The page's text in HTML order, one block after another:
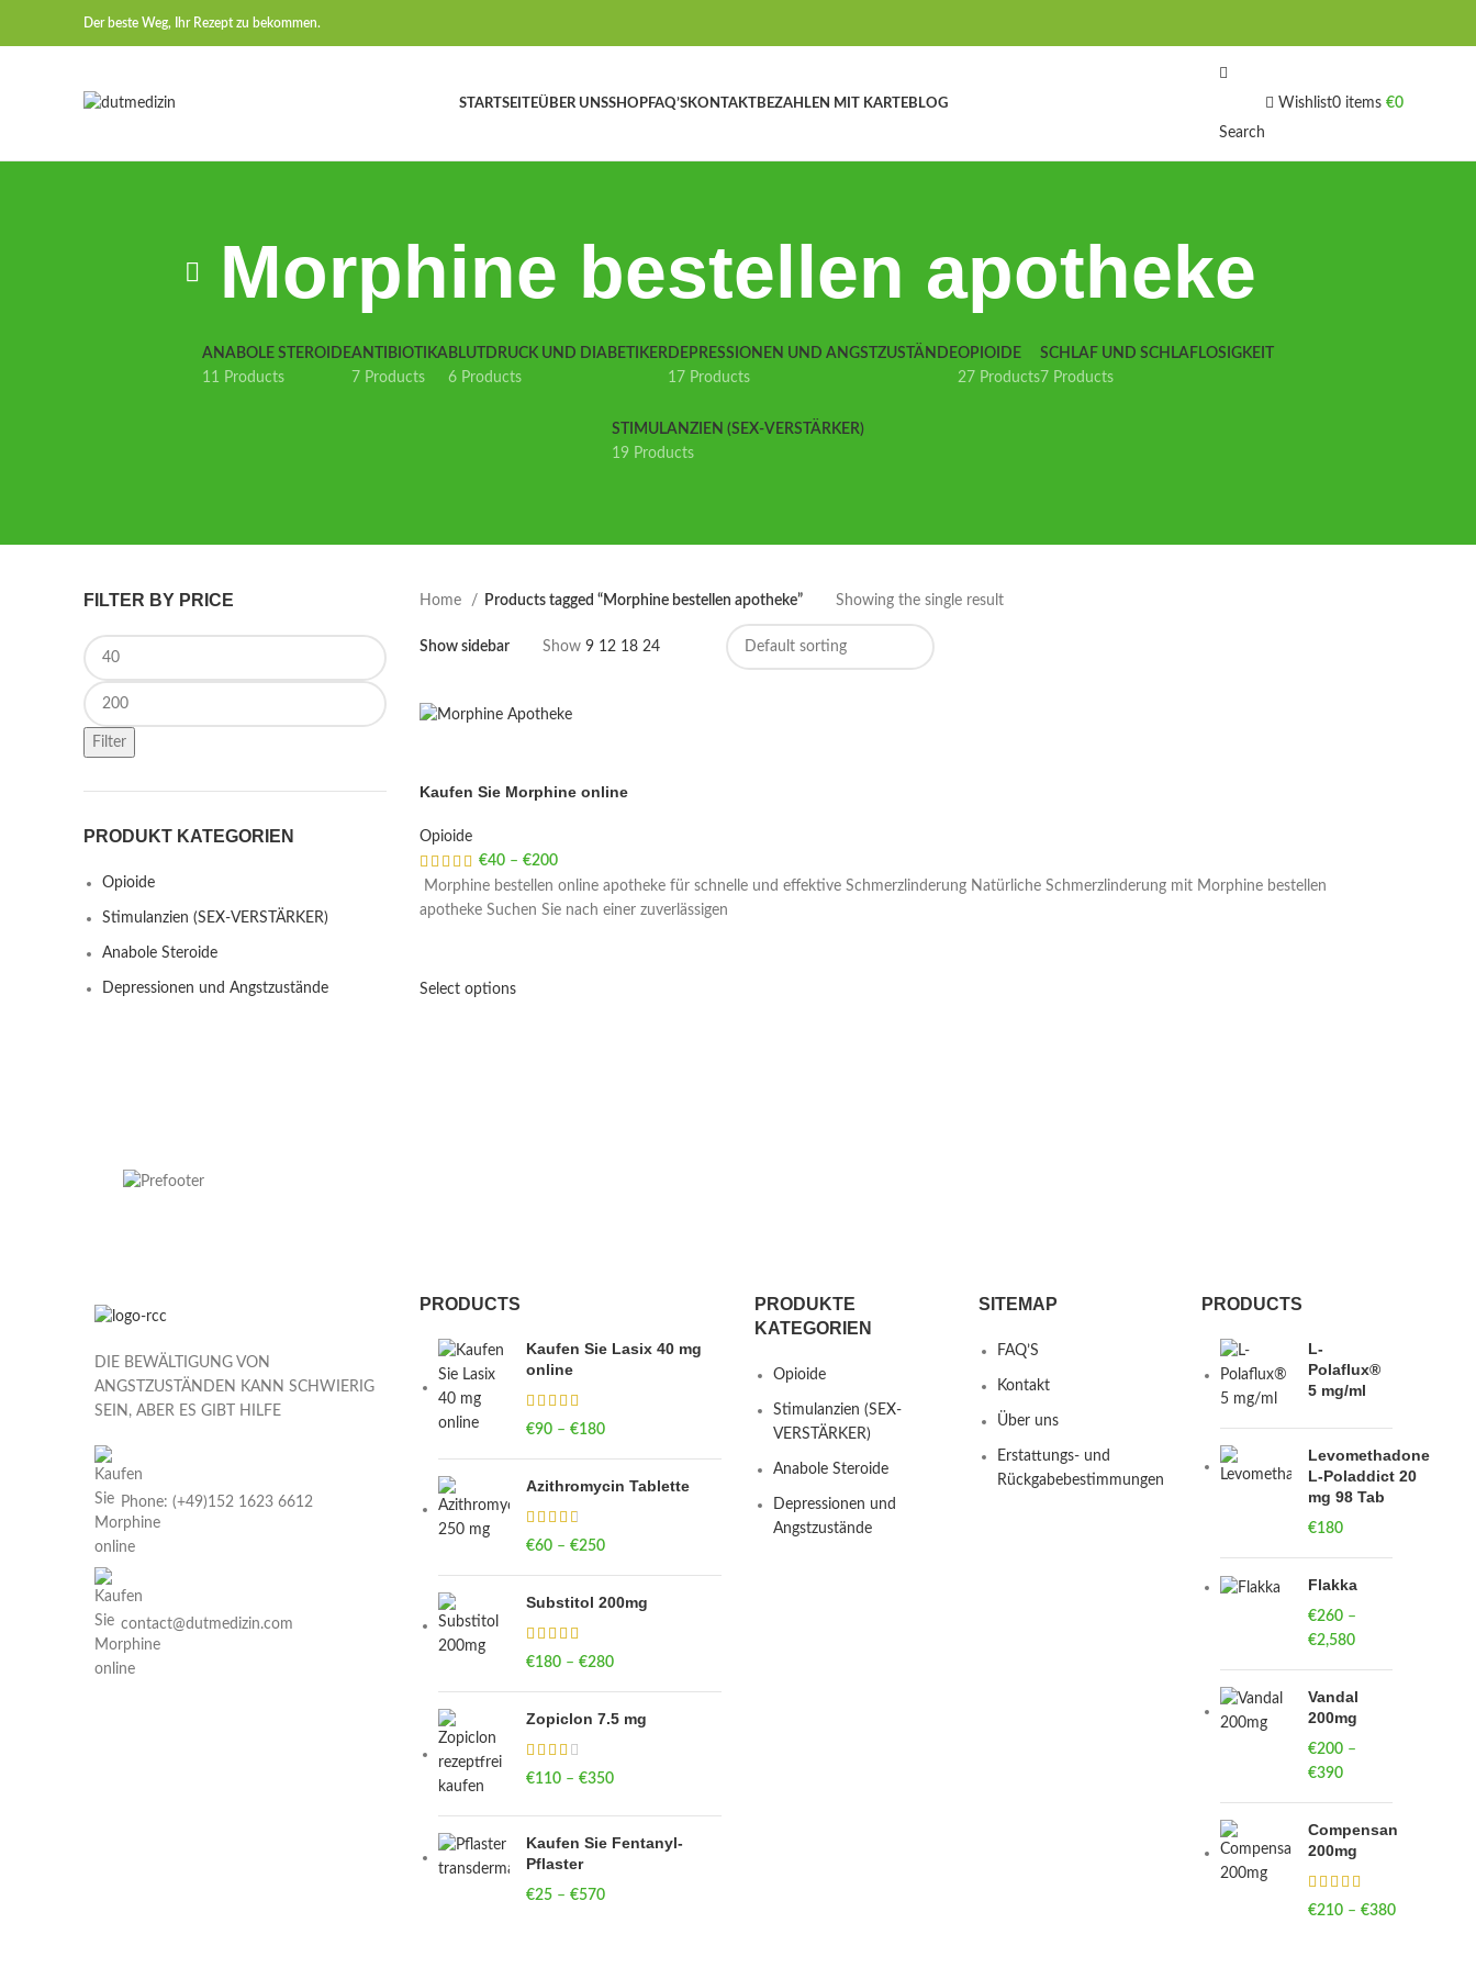
Der beste Weg, Ihr Rezept zu bekommen.
STARTSEITEÜBER UNSSHOPFAQ’SKONTAKTBEZAHLEN MIT KARTEBLOG
Search
Wishlist0 items €0
Morphine bestellen apotheke
ANABOLE STEROIDE
11 Products
ANTIBIOTIKA
7 Products
BLUTDRUCK UND DIABETIKER
6 Products
DEPRESSIONEN UND ANGSTZUSTÄNDE
17 Products
OPIOIDE
27 Products
SCHLAF UND SCHLAFLOSIGKEIT
7 Products
STIMULANZIEN (SEX-VERSTÄRKER)
19 Products
FILTER BY PRICE
Min price
Max price
Filter
PRODUKT KATEGORIEN
Opioide
Stimulanzien (SEX-VERSTÄRKER)
Anabole Steroide
Depressionen und Angstzustände
Home Products tagged “Morphine bestellen apotheke” Showing the single result
Show sidebar Show 9 12 18 24
Kaufen Sie Morphine online
Opioide
€40 – €200Price range: €40 through €200
Morphine bestellen online apotheke für schnelle und effektive Schmerzlinderung Natürliche Schmerzlinderung mit Morphine bestellen
apotheke Suchen Sie nach einer zuverlässigen
Select options
DIE BEWÄLTIGUNG VON
ANGSTZUSTÄNDEN KANN SCHWIERIG
SEIN, ABER ES GIBT HILFE
Phone: (+49)152 1623 6612
contact@dutmedizin.com
PRODUCTS
Kaufen Sie Lasix 40 mg
online
€90 – €180Price range: €90
Azithromycin Tablette
€60 – €250Price range: €60
Substitol 200mg
€180 – €280Price range: €180
Zopiclon 7.5 mg
€110 – €350Price range: €110
Kaufen Sie Fentanyl-
Pflaster
€25 – €570Price range: €25
PRODUKTE
KATEGORIEN
Opioide
Stimulanzien (SEX-
VERSTÄRKER)
Anabole Steroide
Depressionen und
Angstzustände
SITEMAP
FAQ’S
Kontakt
Über uns
Erstattungs- und
Rückgabebestimmungen
PRODUCTS
L-
Polaflux®
5 mg/ml
Levomethadone
L-Poladdict 20
mg 98 Tab
€180
Flakka
€260 –
€2,580
€260
through
Vandal
200mg
€200 –
€390
through
Compensan
200mg
€210 – €380